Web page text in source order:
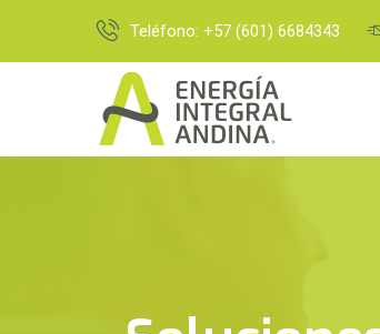
Teléfono: +57 (601) 6684343